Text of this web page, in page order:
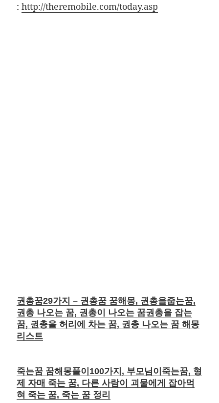
:http://theremobile.com/today.asp
권총꿈29가지 – 권총꿈 꿈해몽, 권총을줍는꿈,
권총 나오는 꿈, 권총이 나오는 꿈권총을 잡는
꿈, 권총을 허리에 차는 꿈, 권총 나오는 꿈 해몽
리스트
죽는꿈 꿈해몽풀이100가지, 부모님이죽는꿈, 형
제 자매 죽는 꿈, 다른 사람이 괴물에게 잡아먹
혀 죽는 꿈, 죽는 꿈 정리